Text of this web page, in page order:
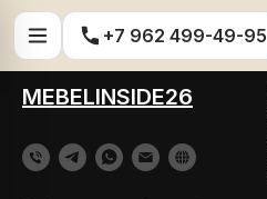
+7 962 499-49-95
MEBELINSIDE26